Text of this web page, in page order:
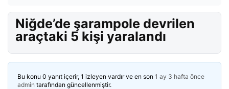
Niğde’de şarampole devrilen
araçtaki 5 kişi yaralandı
Bu konu 0 yanıt içerir, 1 izleyen vardır ve en son 1 ay 3 hafta önce
admin tarafından güncellenmiştir.